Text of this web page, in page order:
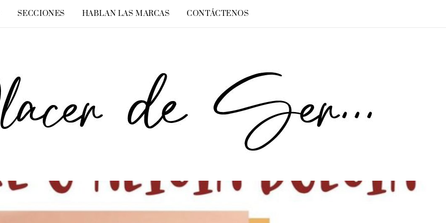
SECCIONES HABLAN LAS MARCAS CONTÁCTENOS